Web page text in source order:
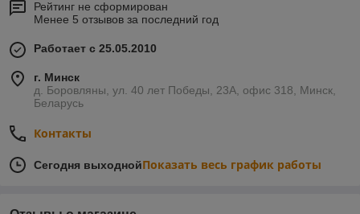
Рейтинг не сформирован
Менее 5 отзывов за последний год
Работает с 25.05.2010
г. Минск
д. Боровляны, ул. 40 лет Победы, 23А, офис 318, Минск,
Беларусь
Контакты
Сегодня выходнойПоказать весь график работы